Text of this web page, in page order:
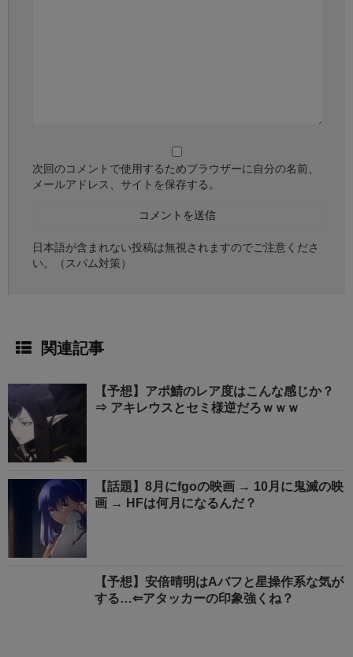
次回のコメントで使用するためブラウザーに自分の名前、
メールアドレス、サイトを保存する。
日本語が含まれない投稿は無視されますのでご注意くださ
い。（スパム対策）
関連記事
【予想】アポ鯖のレア度はこんな感じか？
⇒ アキレウスとセミ様逆だろｗｗｗ
【話題】8月にfgoの映画 → 10月に鬼滅の映
画 → HFは何月になるんだ？
【予想】安倍晴明はAバフと星操作系な気が
する…⇐アタッカーの印象強くね？